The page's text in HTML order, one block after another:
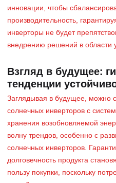
инновации, чтобы
производительность,
инверторы не будет
внедрению решений в области
Взгляд в будущее:
тенденции
Заглядывая в будущее, можно
солнечных инверторов с
хранения возобновляемой
волну трендов, особенно с
солнечных инверторов.
долговечность продукта
пользу покупки, поскольку